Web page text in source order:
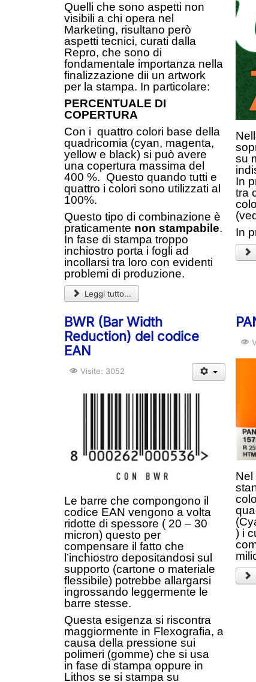
Quelli che sono aspetti non
visibili a chi opera nel
Marketing, risultano però
aspetti tecnici, curati dalla
Repro, che sono di
fondamentale importanza nella
finalizzazione dii un artwork
per la stampa. In particolare:
PERCENTUALE DI
COPERTURA
Con i quattro colori base della
quadricomia (cyan, magenta,
yellow e black) si può avere
una copertura massima del
400 %. Questo quando tutti e
quattro i colori sono utilizzati al
100%.
Questo tipo di combinazione è
praticamente non stampabile.
In fase di stampa troppo
inchiostro porta i fogli ad
incollarsi tra loro con evidenti
problemi di produzione.
Leggi tutto...
su
In
tra
In
BWR (Bar Width
Reduction) del codice
EAN
Visite: 3052
Le barre che compongono il
codice EAN vengono a volta
ridotte di spessore ( 20 – 30
micron) questo per
compensare il fatto che
l’inchiostro depositandosi sul
supporto (cartone o materiale
flessibile) potrebbe allargarsi
ingrossando leggermente le
barre stesse.
Questa esigenza si riscontra
maggiormente in Flexografia, a
causa della pressione sui
polimeri (gomme) che si usa
in fase di stampa oppure in
Lithos se si stampa su
Nel
) i